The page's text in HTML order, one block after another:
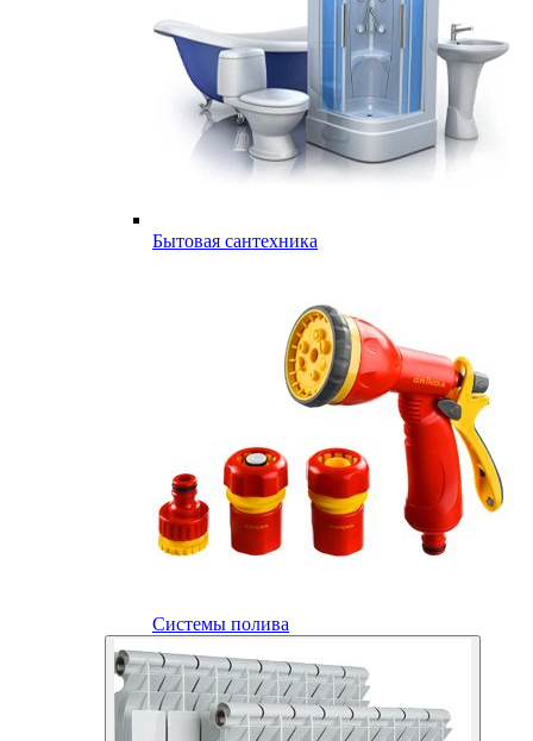
Бытовая сантехника
Системы полива